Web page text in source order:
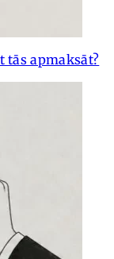
tās apmaksāt?